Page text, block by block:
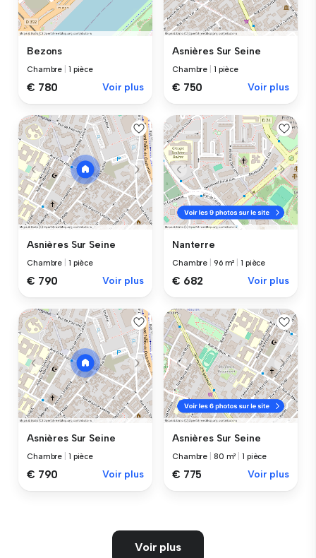
Bezons
Chambre 1 pièce
€ 780 Voir plus
Asnières Sur Seine
Chambre 1 pièce
€ 750 Voir plus
Asnières Sur Seine
Chambre 1 pièce
€ 790 Voir plus
Nanterre
Chambre 96 m² |1 pièce
€ 682 Voir plus
Asnières Sur Seine
Chambre 1 pièce
€ 790 Voir plus
Asnières Sur Seine
Chambre 80 m² |1 pièce
€ 775 Voir plus
Voir plus